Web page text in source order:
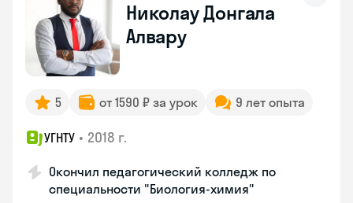
Николау Донгала
Алвару
5 от 1590 ₽ за урок 9 лет опыта
УГНТУ • 2018 г.
Окончил педагогический колледж по
специальности "Биология-химия"